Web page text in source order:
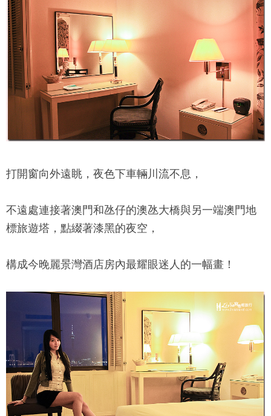
打開窗向外遠眺，夜色下車輛川流不息，
不遠處連接著澳門和氹仔的澳氹大橋與另一端澳門地
標旅遊塔，點綴著漆黑的夜空，
構成今晚麗景灣酒店房內最耀眼迷人的一幅畫！